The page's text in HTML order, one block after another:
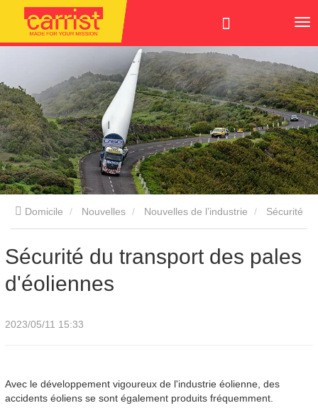
Domicile Nouvelles Nouvelles de l’industrie
du transport des pales d'éoliennes
Sécurité du transport des pales
d'éoliennes
2023/05/11 15:33
Avec le développement vigoureux de l'industrie éolienne, des
accidents éoliens se sont également produits fréquemment.